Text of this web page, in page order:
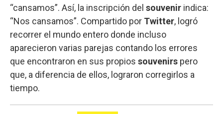
“cansamos”. Así, la inscripción del souvenir indica:
“Nos cansamos”. Compartido por Twitter, logró
recorrer el mundo entero donde incluso
aparecieron varias parejas contando los errores
que encontraron en sus propios souvenirs pero
que, a diferencia de ellos, lograron corregirlos a
tiempo.